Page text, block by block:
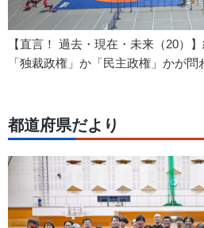
【直言！ 過去・現在・未来（20）
「独裁政権」か「民主政権」かが
都道府県だより